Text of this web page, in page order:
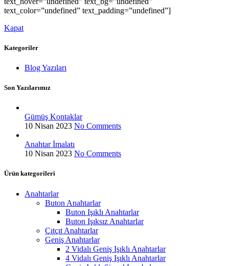
text_color=”undefined” text_padding=”undefined”]
Kapat
Kategoriler
Blog Yazıları
Son Yazılarımız
Gümüş Kontaklar
10 Nisan 2023 No Comments
Anahtar İmalatı
10 Nisan 2023 No Comments
Ürün kategorileri
Anahtarlar
Buton Anahtarlar
Buton Işıklı Anahtarlar
Buton Işıksız Anahtarlar
Çıtçıt Anahtarlar
Geniş Anahtarlar
2 Vidalı Geniş Işıklı Anahtarlar
4 Vidalı Geniş Işıklı Anahtarlar